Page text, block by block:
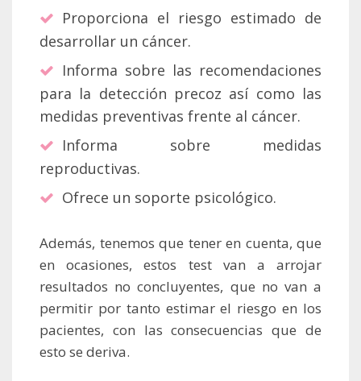
Proporciona el riesgo estimado de
desarrollar un cáncer.
Informa sobre las recomendaciones
para la detección precoz así como las
medidas preventivas frente al cáncer.
Informa sobre medidas
reproductivas.
Ofrece un soporte psicológico.
Además, tenemos que tener en cuenta, que
en ocasiones, estos test van a arrojar
resultados no concluyentes, que no van a
permitir por tanto estimar el riesgo en los
pacientes, con las consecuencias que de
esto se deriva.